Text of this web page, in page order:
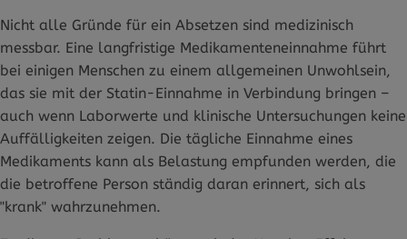
Nicht alle Gründe für ein Absetzen sind medizinisch
messbar. Eine langfristige Medikamenteneinnahme führt
bei einigen Menschen zu einem allgemeinen Unwohlsein,
das sie mit der Statin-Einnahme in Verbindung bringen –
auch wenn Laborwerte und klinische Untersuchungen keine
Auffälligkeiten zeigen. Die tägliche Einnahme eines
Medikaments kann als Belastung empfunden werden, die
die betroffene Person ständig daran erinnert, sich als
"krank" wahrzunehmen.